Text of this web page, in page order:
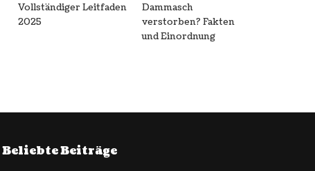
Vollständiger Leitfaden
2025
Dammasch
verstorben? Fakten
und Einordnung
Beliebte Beiträge